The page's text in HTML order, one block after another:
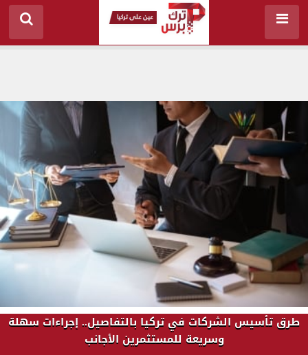
طرق تأسيس الشركات في تركيا بالتفاصيل.. إجراءات سهلة
وسريعة للمستثمرين الأجانب